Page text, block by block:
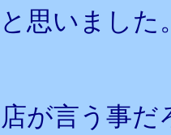
思いました
が言う事